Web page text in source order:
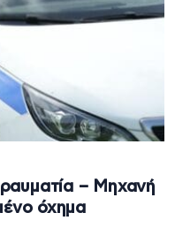
– Μηχανή
όχημα